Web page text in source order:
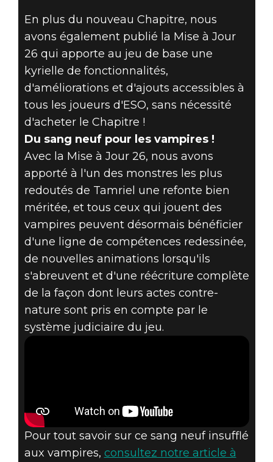
En plus du nouveau Chapitre, nous
avons également publié la Mise à Jour
26 qui apporte au jeu de base une
kyrielle de fonctionnalités,
d'améliorations et d'ajouts accessibles à
tous les joueurs d'ESO, sans nécessité
d'acheter le Chapitre !
Du sang neuf pour les vampires !
Avec la Mise à Jour 26, nous avons
apporté à l'un des monstres les plus
redoutés de Tamriel une refonte bien
méritée, et tous ceux qui jouent des
vampires peuvent désormais bénéficier
d'une ligne de compétences redessinée,
de nouvelles animations lorsqu'ils
s'abreuvent et d'une réécriture complète
de la façon dont leurs actes contre-
nature sont pris en compte par le
système judiciaire du jeu.
Pour tout savoir sur ce sang neuf insufflé
aux vampires, consultez notre article à